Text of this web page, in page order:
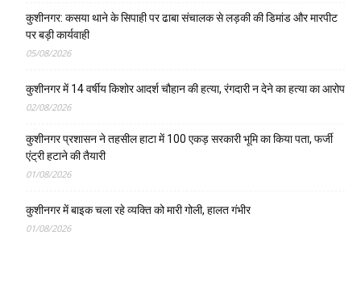
कुशीनगर: कसया थाने के सिपाही पर ढाबा संचालक से लड़की की डिमांड और मारपीट
पर बड़ी कार्यवाही
05/08/2026
कुशीनगर में 14 वर्षीय किशोर आदर्श चौहान की हत्या, रंगदारी न देने का हत्या का आरोप
02/08/2026
कुशीनगर प्रशासन ने तहसील हाटा में 100 एकड़ सरकारी भूमि का किया पता, फर्जी
एंट्री हटाने की तैयारी
01/08/2026
कुशीनगर में बाइक चला रहे व्यक्ति को मारी गोली, हालत गंभीर
01/08/2026